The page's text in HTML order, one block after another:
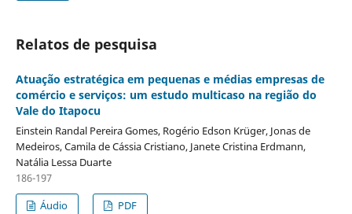
Relatos de pesquisa
Atuação estratégica em pequenas e médias empresas de
comércio e serviços: um estudo multicaso na região do
Vale do Itapocu
Einstein Randal Pereira Gomes, Rogério Edson Krüger, Jonas de
Medeiros, Camila de Cássia Cristiano, Janete Cristina Erdmann,
Natália Lessa Duarte
186-197
Áudio
PDF